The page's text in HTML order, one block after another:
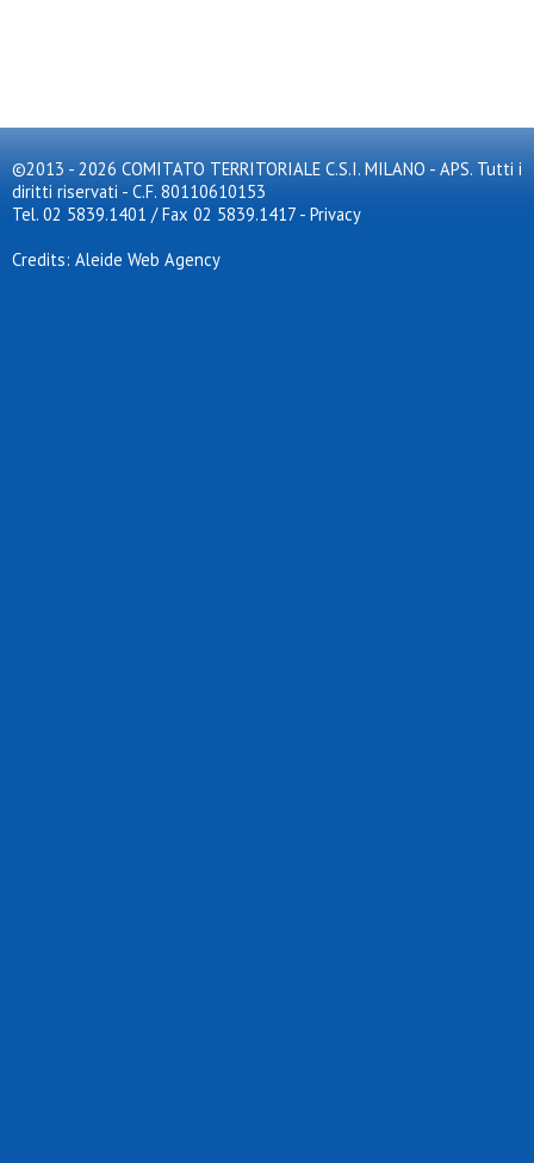
©2013 - 2026 COMITATO TERRITORIALE C.S.I. MILANO - APS. Tutti i
diritti riservati - C.F. 80110610153
Tel. 02 5839.1401 / Fax 02 5839.1417 - Privacy
Credits: Aleide Web Agency